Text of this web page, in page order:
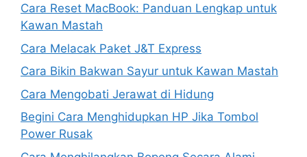
Cara Reset MacBook: Panduan Lengkap untuk
Kawan Mastah
Cara Melacak Paket J&T Express
Cara Bikin Bakwan Sayur untuk Kawan Mastah
Cara Mengobati Jerawat di Hidung
Begini Cara Menghidupkan HP Jika Tombol
Power Rusak